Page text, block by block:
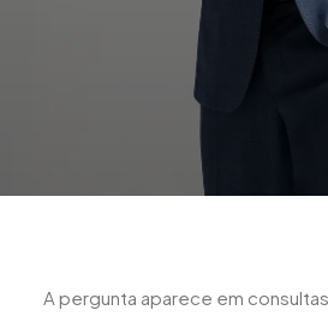
A pergunta aparece em